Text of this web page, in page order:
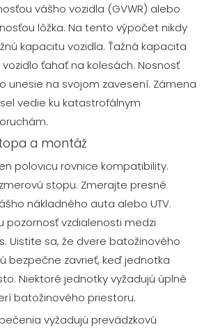
vášho vozidla (GVWR) alebo
lôžka. Na tento výpočet nikdy
kapacitu vozidla. Ťažná kapacita
ťahať na kolesách. Nosnosť
unesie na svojom zavesení. Zámena
vedie ku katastrofálnym
a montáž
polovicu rovnice kompatibility.
stopu. Zmerajte presné
nákladného auta alebo UTV.
pozornosť vzdialenosti medzi
Uistite sa, že dvere batožinového
bezpečne zavrieť, keď jednotka
Niektoré jednotky vyžadujú úplné
batožinového priestoru.
vyžadujú prevádzkovú